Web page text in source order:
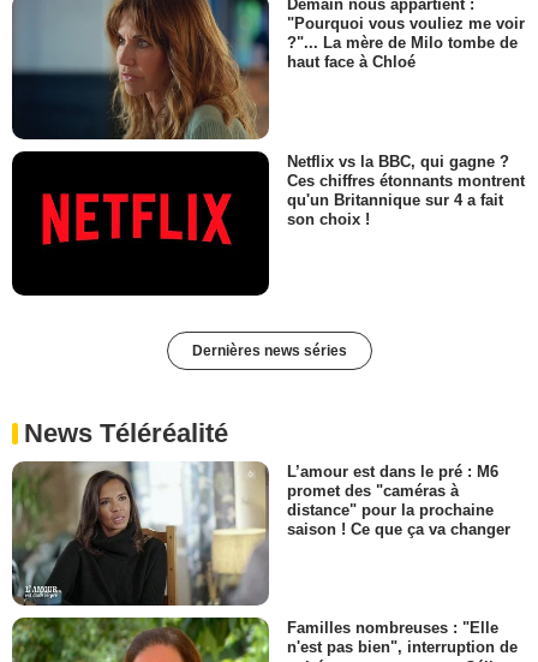
Demain nous appartient :
"Pourquoi vous vouliez me voir
?"... La mère de Milo tombe de
haut face à Chloé
Netflix vs la BBC, qui gagne ?
Ces chiffres étonnants montrent
qu'un Britannique sur 4 a fait
son choix !
Dernières news séries
News Téléréalité
L’amour est dans le pré : M6
promet des "caméras à
distance" pour la prochaine
saison ! Ce que ça va changer
Familles nombreuses : "Elle
n'est pas bien", interruption de